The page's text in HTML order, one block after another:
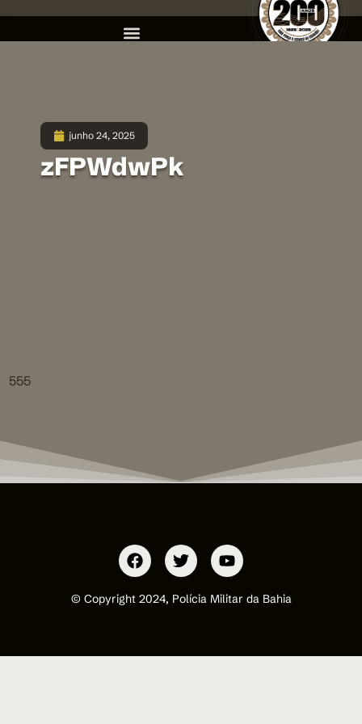
junho 24, 2025
zFPWdwPk
555
© Copyright 2024, Polícia Militar da Bahia